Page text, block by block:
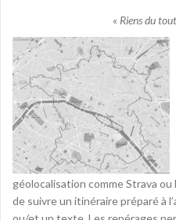
« Riens du
géolocalisation comme Strava ou
de suivre un itinéraire préparé à